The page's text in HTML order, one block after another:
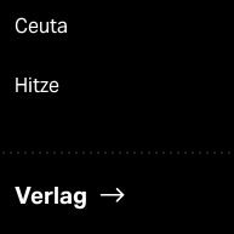
Ceuta
Hitze
Verlag